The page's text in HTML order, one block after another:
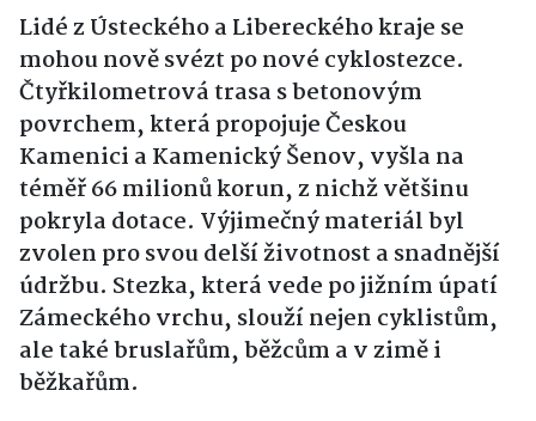
Lidé z Ústeckého a Libereckého kraje se
mohou nově svézt po nové cyklostezce.
Čtyřkilometrová trasa s betonovým
povrchem, která propojuje Českou
Kamenici a Kamenický Šenov, vyšla na
téměř 66 milionů korun, z nichž většinu
pokryla dotace. Výjimečný materiál byl
zvolen pro svou delší životnost a snadnější
údržbu. Stezka, která vede po jižním úpatí
Zámeckého vrchu, slouží nejen cyklistům,
ale také bruslařům, běžcům a v zimě i
běžkařům.